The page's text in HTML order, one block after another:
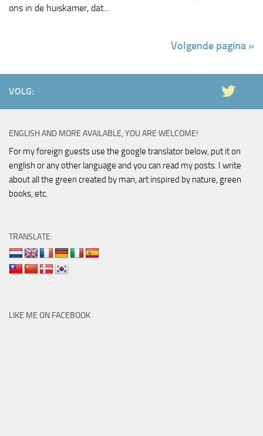
ons in de huiskamer, dat...
Volgende pagina »
VOLG:
ENGLISH AND MORE AVAILABLE, YOU ARE WELCOME!
For my foreign guests use the google translator below, put it on
english or any other language and you can read my posts. I write
about all the green created by man, art inspired by nature, green
books, etc.
TRANSLATE:
LIKE ME ON FACEBOOK